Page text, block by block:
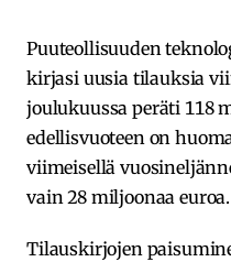
Puuteollisuuden
kirjasi uusia tilauksia
joulukuussa peräti 118
edellisvuoteen on
viimeisellä
vain 28 miljoonaa euroa.
Tilauskirjojen